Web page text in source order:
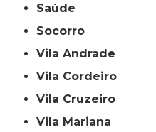
Saúde
Socorro
Vila Andrade
Vila Cordeiro
Vila Cruzeiro
Vila Mariana